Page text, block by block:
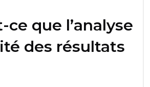
ce que l’analyse
des résultats